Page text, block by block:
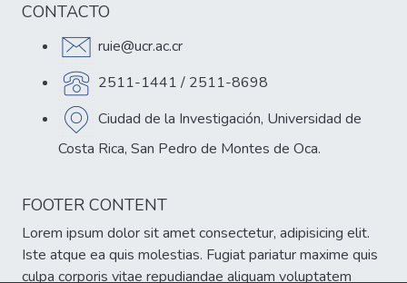
CONTACTO
ruie@ucr.ac.cr
2511-1441 / 2511-8698
Ciudad de la Investigación, Universidad de
Costa Rica, San Pedro de Montes de Oca.
FOOTER CONTENT
Lorem ipsum dolor sit amet consectetur, adipisicing elit.
Iste atque ea quis molestias. Fugiat pariatur maxime quis
culpa corporis vitae repudiandae aliquam voluptatem